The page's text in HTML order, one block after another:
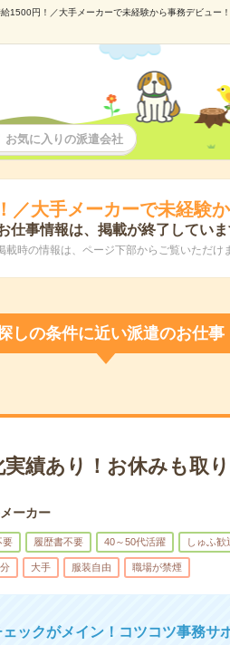
1500円！／大手メーカーで未経験から事務デビュー
お気に入りの派遣会社
／大手メーカーで未経験
仕事情報は、掲載が終了していま
載時の情報は、ページ下部からご覧いただけ
しの条件に近い派遣のお仕事
実績あり！お休みも取
ーカー
要 履歴書不要 40～50代活躍 しゅふ歓
大手 服装自由 職場が禁煙
ックがメイン！コツコツ事務サ